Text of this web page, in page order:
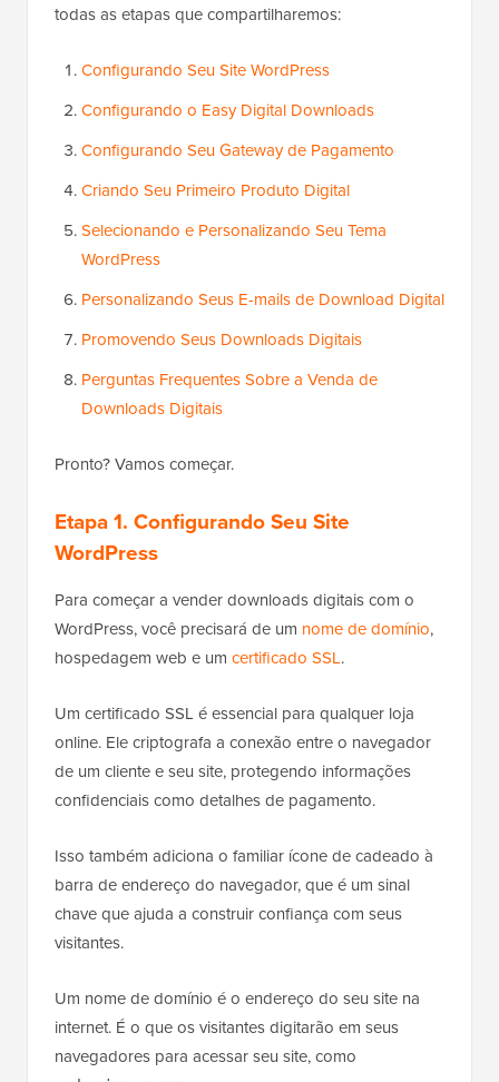
todas as etapas que compartilharemos:
Configurando Seu Site WordPress
Configurando o Easy Digital Downloads
Configurando Seu Gateway de Pagamento
Criando Seu Primeiro Produto Digital
Selecionando e Personalizando Seu Tema
WordPress
Personalizando Seus E-mails de Download Digital
Promovendo Seus Downloads Digitais
Perguntas Frequentes Sobre a Venda de
Downloads Digitais
Pronto? Vamos começar.
Etapa 1. Configurando Seu Site
WordPress
Para começar a vender downloads digitais com o
WordPress, você precisará de um nome de domínio,
hospedagem web e um certificado SSL.
Um certificado SSL é essencial para qualquer loja
online. Ele criptografa a conexão entre o navegador
de um cliente e seu site, protegendo informações
confidenciais como detalhes de pagamento.
Isso também adiciona o familiar ícone de cadeado à
barra de endereço do navegador, que é um sinal
chave que ajuda a construir confiança com seus
visitantes.
Um nome de domínio é o endereço do seu site na
internet. É o que os visitantes digitarão em seus
navegadores para acessar seu site, como